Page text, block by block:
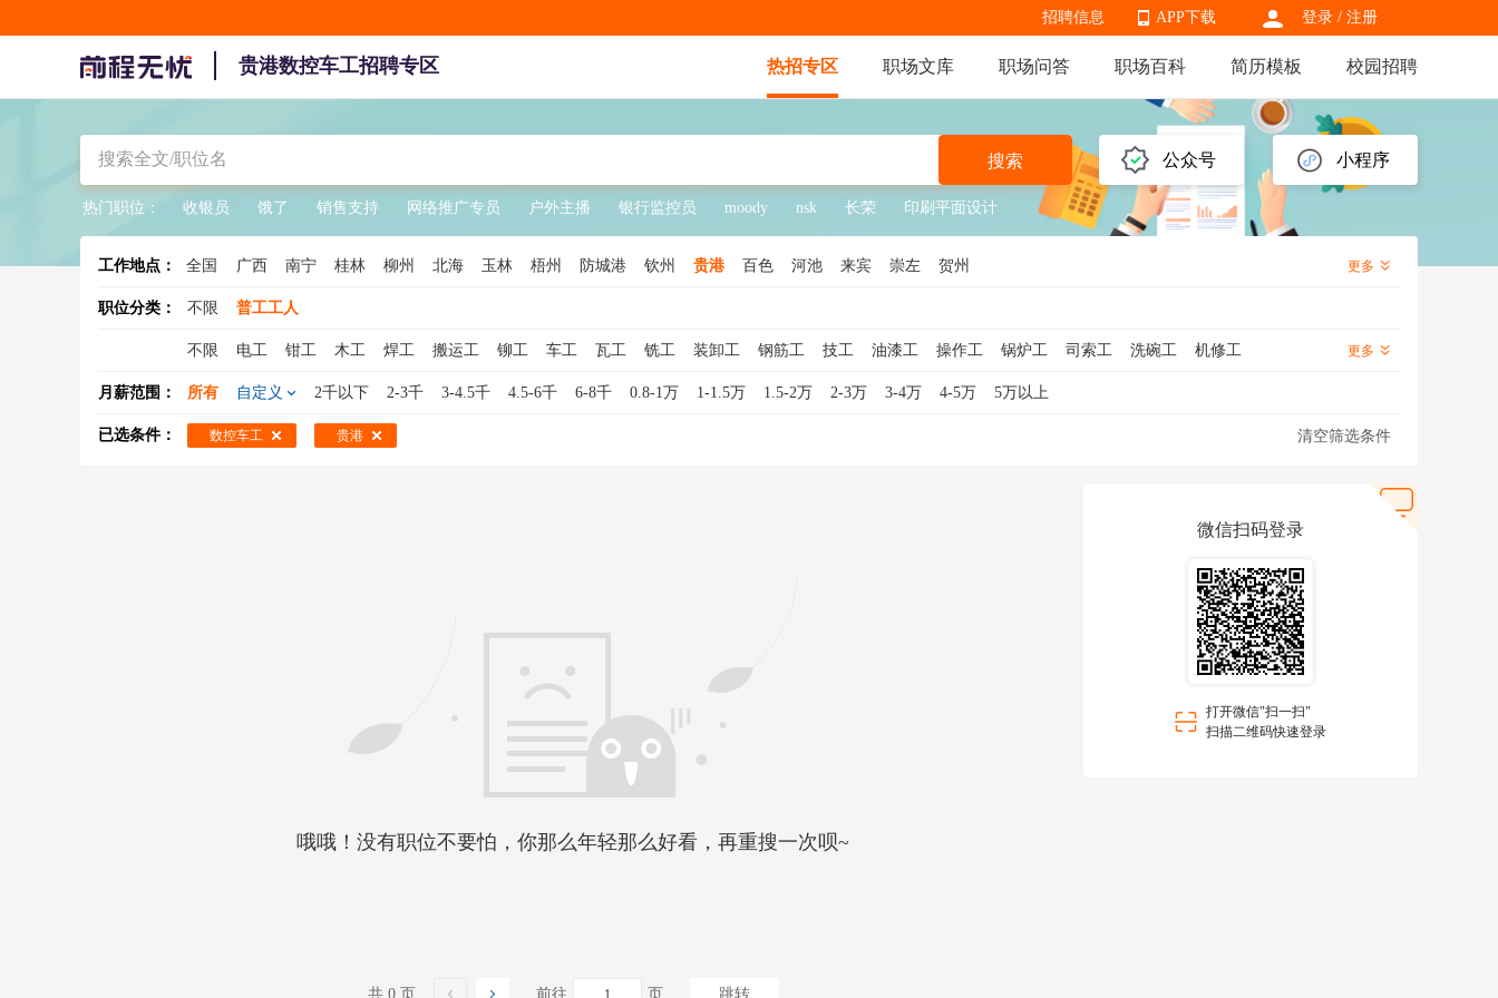
登录 / 注册
APP下载
APP下载
招聘信息
贵港数控车工招聘专区 热招专区 职场文库 职场问答 职场百科 简历模板 校园招聘
公众号 小程序
搜索
热门职位： 收银员 饿了 销售支持 网络推广专员 户外主播 银行监控员 moody nsk 长荣 印刷平面设计
工作地点： 全国 广西 南宁 桂林 柳州 北海 玉林 梧州 防城港 钦州 贵港 百色 河池 来宾 崇左 贺州 更多
职位分类： 不限 普工工人
不限 电工 钳工 木工 焊工 搬运工 铆工 车工 瓦工 铣工 装卸工 钢筋工 技工 油漆工 操作工 锅炉工 司索工 洗碗工
机修工
水工
缝纫工 冲压工 注塑工 钣金工 送水工 学徒工 管道工 包装工 水暖工 仪表工 模具工 数控车工 绿化工
更多
月薪范围： 所有 自定义 2千以下 2-3千 3-4.5千 4.5-6千 6-8千 0.8-1万 1-1.5万 1.5-2万 2-3万 3-4万 4-5万 5万以上
已选条件： 数控车工 贵港 清空筛选条件
哦哦！没有职位不要怕，你那么年轻那么好看，再重搜一次呗~
共 0 页 前往 页 跳转
微信扫码登录
打开微信"扫一扫"
扫描二维码快速登录